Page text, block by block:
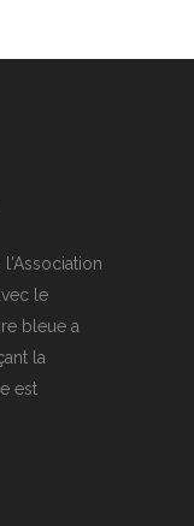
l'Association
le
bleue a
la
est